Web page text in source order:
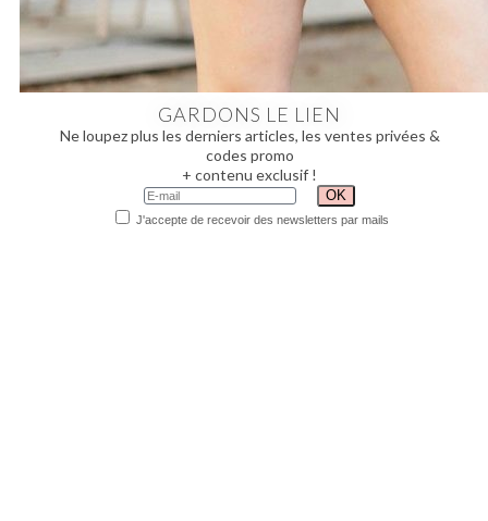
GARDONS LE LIEN
Ne loupez plus les derniers articles, les ventes privées &
codes promo
+ contenu exclusif !
J'accepte de recevoir des newsletters par mails